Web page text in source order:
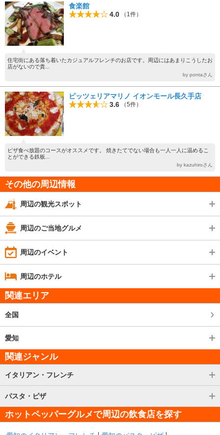
食楽館
4.0
（1件）
住宅街にある落ち着いたカジュアルフレンチのお店です。周辺にはあまりこうしたお
店がないので貴...
by pontaさん
ピッツェリアマリノ イオンモール長久手店
3.6
（5件）
ピザ食べ放題のコースがオススメです。 焼きたてでない場合も一人一人に温めるこ
とができる鉄板...
by kazuhiroさん
その他の周辺情報
周辺の観光スポット
周辺のご当地グルメ
周辺のイベント
周辺のホテル
関連エリア
全国
愛知
関連ジャンル
イタリアン・フレンチ
パスタ・ピザ
ホットペッパーグルメで周辺の飲食店を探す